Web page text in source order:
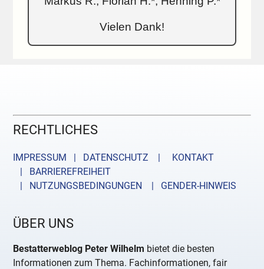
Vielen Dank!
RECHTLICHES
IMPRESSUM | DATENSCHUTZ |
KONTAKT
| BARRIEREFREIHEIT
| NUTZUNGSBEDINGUNGEN
| GENDER-HINWEIS
ÜBER UNS
Bestatterweblog Peter Wilhelm bietet die besten
Informationen zum Thema. Fachinformationen, fair